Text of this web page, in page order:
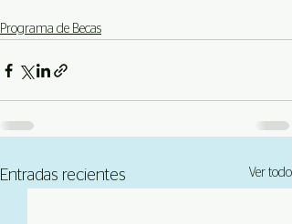
Programa de Becas
Entradas recientes Ver todo